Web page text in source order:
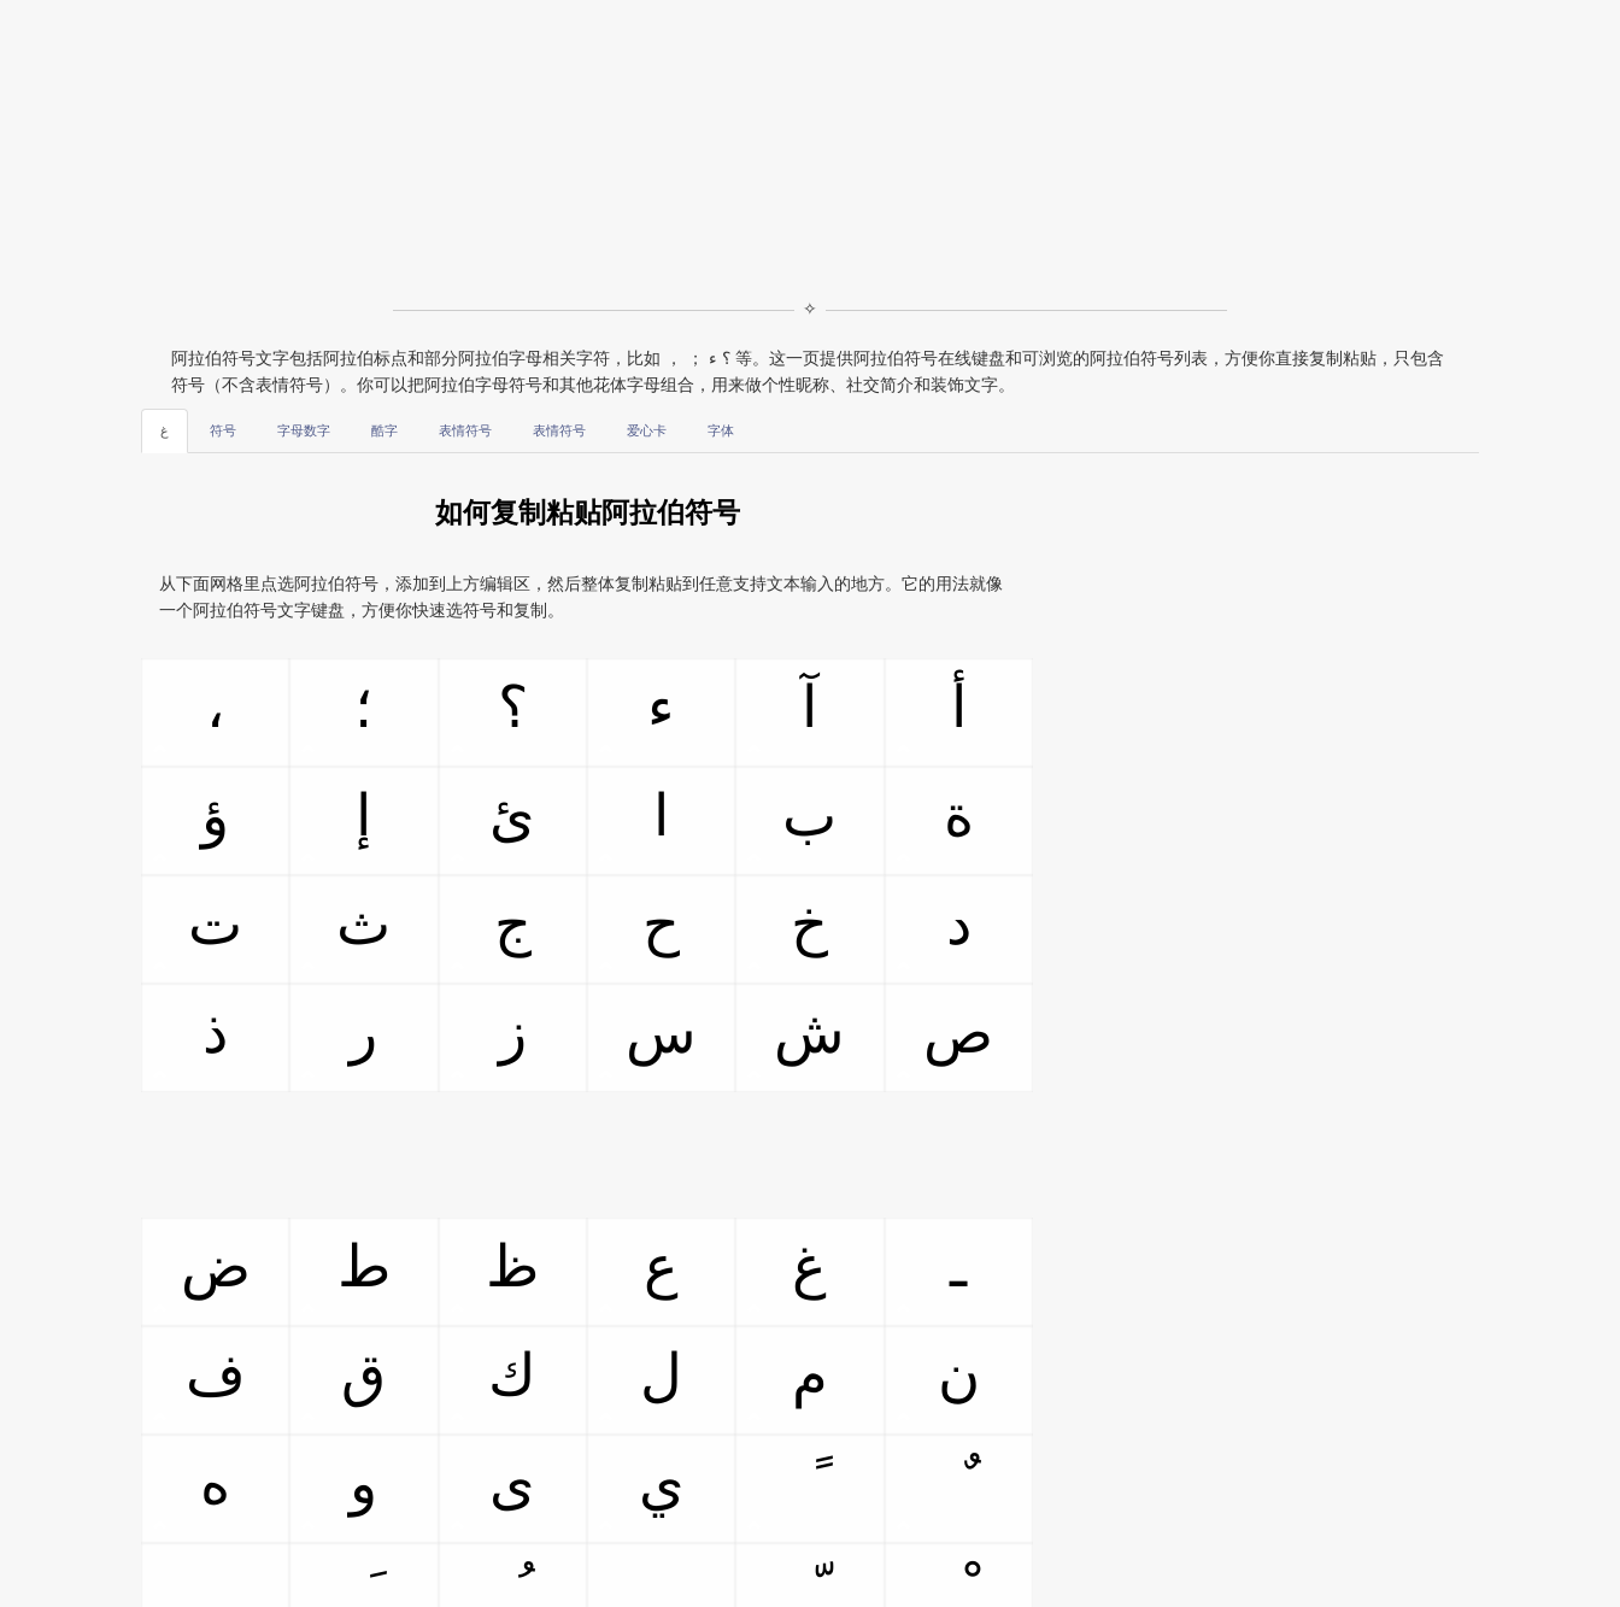
✧
阿拉伯符号文字包括阿拉伯标点和部分阿拉伯字母相关字符，比如 ， ； ؟ ء 等。这一页提供阿拉伯符号在线键盘和可浏览的阿拉伯符号列表，方便你直接复制粘贴，只包含
符号（不含表情符号）。你可以把阿拉伯字母符号和其他花体字母组合，用来做个性昵称、社交简介和装饰文字。
ﻍ 符号 字母数字 酷字 表情符号 表情符号 爱心卡 字体
如何复制粘贴阿拉伯符号
从下面网格里点选阿拉伯符号，添加到上方编辑区，然后整体复制粘贴到任意支持文本输入的地方。它的用法就像
一个阿拉伯符号文字键盘，方便你快速选符号和复制。
، ؛ ؟ ء
ؤ
ئ ب
ة
ت
ث ج ح خ
د
ذ
ر ز س ش ص
ض ط ظ ع غ
ـ
ف
ق ك ل م
ن
ه
و ى ي